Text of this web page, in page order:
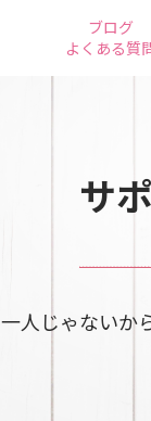
ブログ
よくある質
サ
一人じゃないか